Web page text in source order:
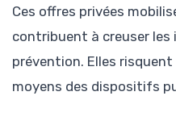
Ces offres privées
contribuent à creuser les
prévention. Elles
moyens des dispositifs